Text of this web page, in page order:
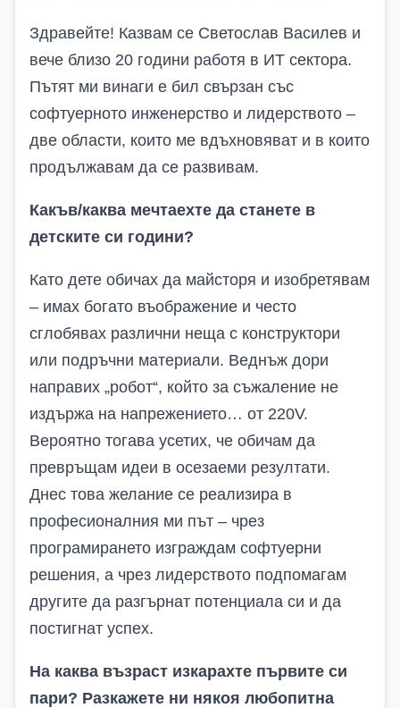
Здравейте! Казвам се Светослав Василев и
вече близо 20 години работя в ИТ сектора.
Пътят ми винаги е бил свързан със
софтуерното инженерство и лидерството –
две области, които ме вдъхновяват и в които
продължавам да се развивам.
Какъв/каква мечтаехте да станете в
детските си години?
Като дете обичах да майсторя и изобретявам
– имах богато въображение и често
сглобявах различни неща с конструктори
или подръчни материали. Веднъж дори
направих „робот“, който за съжаление не
издържа на напрежението… от 220V.
Вероятно тогава усетих, че обичам да
превръщам идеи в осезаеми резултати.
Днес това желание се реализира в
професионалния ми път – чрез
програмирането изграждам софтуерни
решения, а чрез лидерството подпомагам
другите да разгърнат потенциала си и да
постигнат успех.
На каква възраст изкарахте първите си
пари? Разкажете ни някоя любопитна